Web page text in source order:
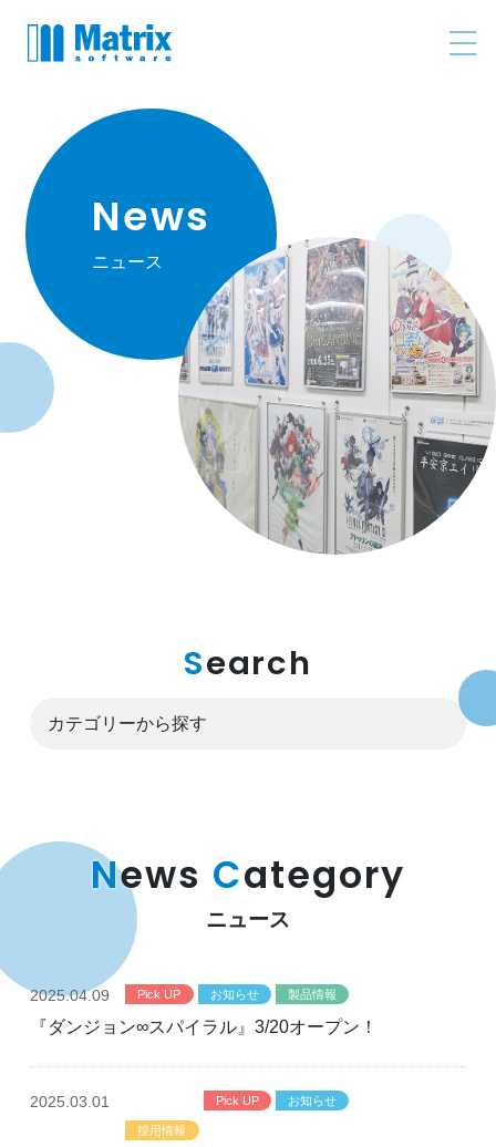
News
ニュース
Search
News Category
ニュース
2025.04.09 Pick UP お知らせ 製品情報
『ダンジョン∞スパイラル』3/20オープン！
2025 .03.01 Pick UP お知らせ
採用情報